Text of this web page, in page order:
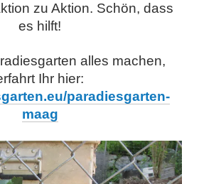
zu Aktion. Schön, dass
es hilft!
alles machen,
Ihr hier:
paradiesgarten-
maag